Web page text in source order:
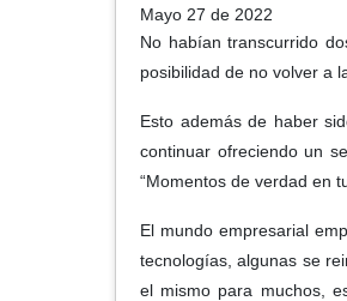
Mayo 27 de 2022
No habían transcurrido
posibilidad de no volver a
Esto además de haber
continuar ofreciendo un
“Momentos de verdad en
El mundo empresarial
tecnologías, algunas se
el mismo para muchos,